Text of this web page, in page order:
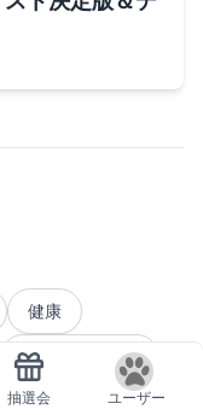
健康
健康・安全対策
・足腰ケア
抽選会 ユーザー